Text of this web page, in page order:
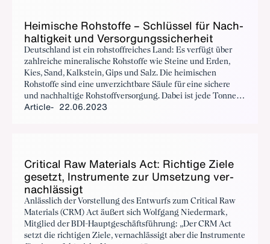
Heimis­che Rohstoffe – Schlüs­sel für Nach­
haltigkeit und Ver­sorgungssicher­heit
Deutschland ist ein rohstoffreiches Land: Es verfügt über
zahlreiche mineralische Rohstoffe wie Steine und Erden,
Kies, Sand, Kalkstein, Gips und Salz. Die heimischen
Rohstoffe sind eine unverzichtbare Säule für eine sichere
und nachhaltige Rohstoffversorgung. Dabei ist jede Tonne
heimischer Abbau ein Beitrag zum Klima- und
Article 22.06.2023
Crit­i­cal Raw Ma­te­ri­als Act: Richtige Ziele
geset­zt, In­stru­mente zur Um­set­zung ver­
nach­läs­sigt
Anlässlich der Vorstellung des Entwurfs zum Critical Raw
Materials (CRM) Act äußert sich Wolfgang Niedermark,
Mitglied der BDI-Hauptgeschäftsführung: „Der CRM Act
setzt die richtigen Ziele, vernachlässigt aber die Instrumente